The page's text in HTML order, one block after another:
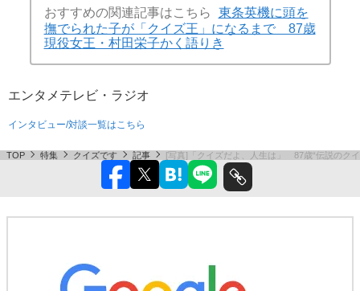
おすすめの関連記事はこちら
東条英機に頭を
撫でられた子が「クイズ王」になるまで 87歳
現役女王・村田栄子かく語りき
エンタメ テレビ・ラジオ
インタビュー/対談一覧はこちら
TOP 特集 クイズです 記事 [写真]「クイズだよ、人生は」 87歳“伝説のク